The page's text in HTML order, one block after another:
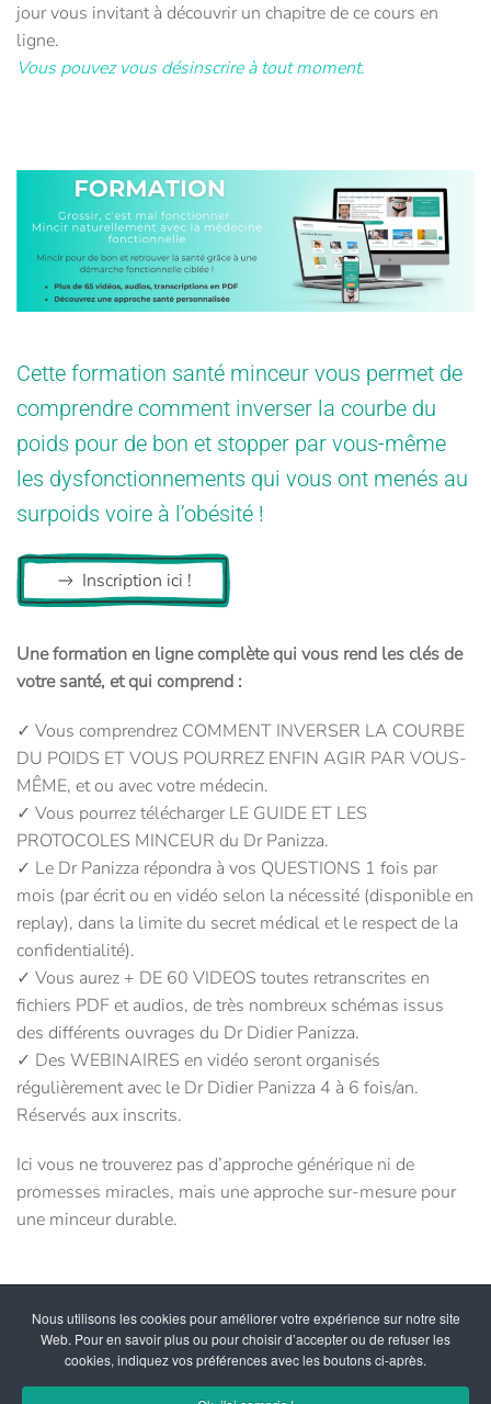
Nous utilisons les cookies pour améliorer votre expérience sur notre site
Web. Pour en savoir plus ou pour choisir d’accepter ou de refuser les
cookies, indiquez vos préférences avec les boutons ci-après.
jour vous invitant à découvrir un chapitre de ce cours en
ligne.
Vous pouvez vous désinscrire à tout moment.
Cette formation santé minceur vous permet de
comprendre comment inverser la courbe du
poids pour de bon et stopper par vous-même
les dysfonctionnements qui vous ont menés au
surpoids voire à l’obésité !
Inscription ici !
Une formation en ligne complète qui vous rend les clés de
votre santé, et qui comprend :
✓ Vous comprendrez COMMENT INVERSER LA COURBE
DU POIDS ET VOUS POURREZ ENFIN AGIR PAR VOUS-
MÊME, et ou avec votre médecin.
✓ Vous pourrez télécharger LE GUIDE ET LES
PROTOCOLES MINCEUR du Dr Panizza.
✓ Le Dr Panizza répondra à vos QUESTIONS 1 fois par
mois (par écrit ou en vidéo selon la nécessité (disponible en
replay), dans la limite du secret médical et le respect de la
confidentialité).
✓ Vous aurez + DE 60 VIDEOS toutes retranscrites en
fichiers PDF et audios, de très nombreux schémas issus
des différents ouvrages du Dr Didier Panizza.
✓ Des WEBINAIRES en vidéo seront organisés
régulièrement avec le Dr Didier Panizza 4 à 6 fois/an.
Réservés aux inscrits.
Ici vous ne trouverez pas d’approche générique ni de
promesses miracles, mais une approche sur-mesure pour
une minceur durable.
© depuis 2011 - Docteur Didier Panizza, Tous droits réservés
Réalisation Géo Reflet